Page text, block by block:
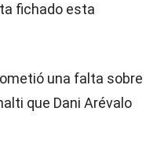
fichado esta
una falta sobre
que Dani Arévalo